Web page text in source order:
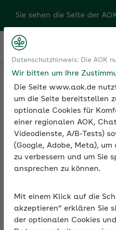
Datenschutzhinweis: Die AOK
Wir bitten um Ihre
Die Seite www.aok.de
um die Seite bereitstellen
optionale Cookies für
einer regionalen AOK,
Videodienste, A/B-Tests)
(Google, Adobe, Meta),
zu verbessern und um Sie
ansprechen zu können.
Mit einem Klick auf die
akzeptieren“ erklären Sie
der optionalen Cookies
Klicken Sie
AOK/Region
Medien und Seminare
Seminarvideos
Seminarvideo:
Krankengeld
das Online-Seminar